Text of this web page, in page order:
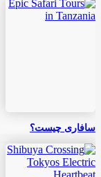
سافاری چیست؟